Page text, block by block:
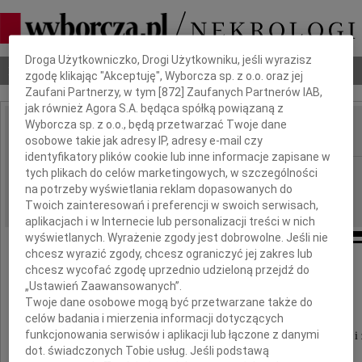
Nekrologi Odeszli Poradnik pogrzebowy
IMIĘ I NAZWISKO:
REGION: Gdańsk
DATA EMISJI: 22.04.2011
Pani
Helenie Alicji Jaśtak-Duda
składamy wyrazy najserdeczniejszego współczucia i
z powodu śmierci
Dbamy o Twoją prywatność
Droga Użytkowniczko, Drogi Użytkowniku, jeśli wyrazisz
zgodę klikając "Akceptuję", Wyborcza sp. z o.o. oraz jej
Zaufani Partnerzy, w tym [872 ] Zaufanych Partnerów IAB,
jak również Agora S.A. będąca spółką powiązaną z
Wyborcza sp. z o.o., będą przetwarzać Twoje dane
osobowe takie jak adresy IP, adresy e-mail czy
identyfikatory plików cookie lub inne informacje zapisane w
tych plikach do celów marketingowych, w szczególności
na potrzeby wyświetlania reklam dopasowanych do
Twoich zainteresowań i preferencji w swoich serwisach,
aplikacjach i w Internecie lub personalizacji treści w nich
wyświetlanych. Wyrażenie zgody jest dobrowolne. Jeśli nie
chcesz wyrazić zgody, chcesz ograniczyć jej zakres lub
chcesz wycofać zgodę uprzednio udzieloną przejdź do
„Ustawień Zaawansowanych”.
Twoje dane osobowe mogą być przetwarzane także do
celów badania i mierzenia informacji dotyczących
funkcjonowania serwisów i aplikacji lub łączone z danymi
dot. świadczonych Tobie usług. Jeśli podstawą